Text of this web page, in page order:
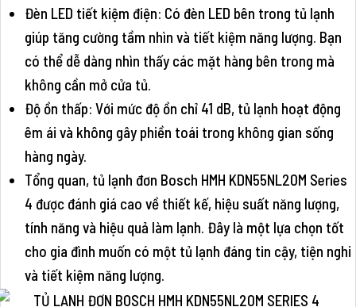
Đèn LED tiết kiệm điện: Có đèn LED bên trong tủ lạnh
giúp tăng cường tầm nhìn và tiết kiệm năng lượng. Bạn
có thể dễ dàng nhìn thấy các mặt hàng bên trong mà
không cần mở cửa tủ.
Độ ồn thấp: Với mức độ ồn chỉ 41 dB, tủ lạnh hoạt động
êm ái và không gây phiền toái trong không gian sống
hàng ngày.
Tổng quan, tủ lạnh đơn Bosch HMH KDN55NL20M Series
4 được đánh giá cao về thiết kế, hiệu suất năng lượng,
tính năng và hiệu quả làm lạnh. Đây là một lựa chọn tốt
cho gia đình muốn có một tủ lạnh đáng tin cậy, tiện nghi
và tiết kiệm năng lượng.